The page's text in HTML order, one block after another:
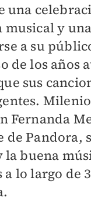
una
musical y
a su
de los años
sus
Fernanda
de Pandora,
la buena
a lo largo de